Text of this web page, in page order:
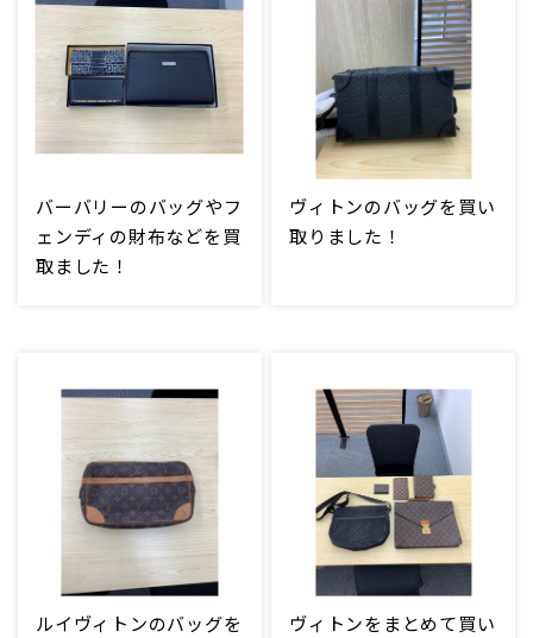
バーバリーのバッグやフ
ェンディの財布などを買
取ました！
ヴィトンのバッグを買い
取りました！
ルイヴィトンのバッグを
ヴィトンをまとめて買い